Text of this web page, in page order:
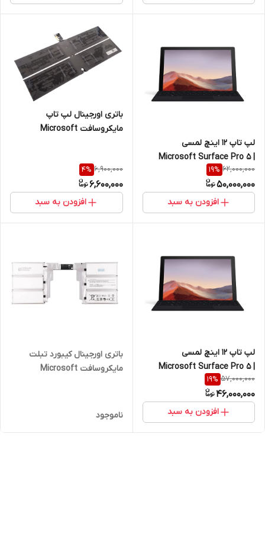
لپ تاپ 12 اینچ لمسی
Microsoft Surface Pro 5 |
16GB RAM | 256 GB SSD | Core
I5 7200U
62,000,000
19%
50,000,000
افزودن به سبد
باتری اورجینال لپ تاپ
مایکروسافت Microsoft
6,900,000
4%
6,600,000
افزودن به سبد
لپ تاپ 12 اینچ لمسی
Microsoft Surface Pro 5 |
8GB RAM | 256GB SSD | Core
I5 7300U
57,000,000
19%
46,000,000
افزودن به سبد
باتری اورجینال کیبورد تبلت
مایکروسافت Microsoft
ناموجود